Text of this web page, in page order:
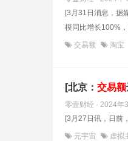
[3月31日消息，据
模同比增长100%
交易额 淘宝
[北京： 交易额
零壹财经 · 2024年
[3月27日讯，日前
元宇宙 虚拟